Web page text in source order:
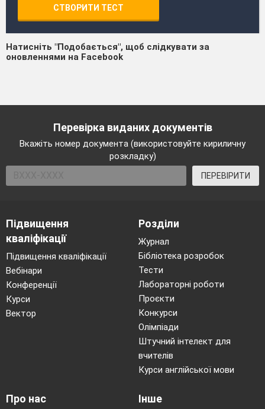
СТВОРИТИ ТЕСТ
Натисніть "Подобається", щоб слідкувати за
оновленнями на Facebook
Перевірка виданих документів
Вкажіть номер документа (використовуйте кириличну
розкладку)
ПЕРЕВІРИТИ
Підвищення
кваліфікації
Підвищення кваліфікації
Вебінари
Конференції
Курси
Вектор
Розділи
Журнал
Бібліотека розробок
Тести
Лабораторні роботи
Проєкти
Конкурси
Олімпіади
Штучний інтелект для
вчителів
Курси англійської мови
Про нас Інше